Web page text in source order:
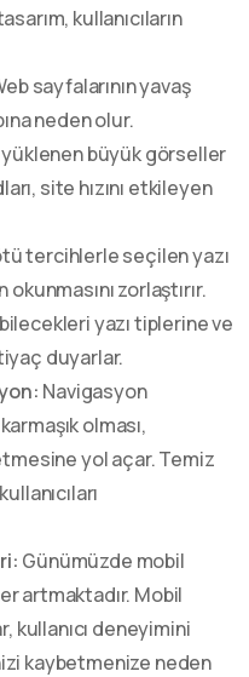
kullanıcıların
sayfalarının yavaş
neden olur.
büyük görseller
site hızını etkileyen
tercihlerle seçilen yazı
zorlaştırır.
yazı tiplerine ve
duyarlar.
Navigasyon
olması,
yol açar. Temiz
Günümüzde mobil
artmaktadır. Mobil
kullanıcı deneyimini
kaybetmenize neden